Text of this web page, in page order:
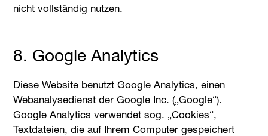
nicht vollständig nutzen.
8. Google Analytics
Diese Website benutzt Google Analytics, einen
Webanalysedienst der Google Inc. („Google“).
Google Analytics verwendet sog. „Cookies“,
Textdateien, die auf Ihrem Computer gespeichert